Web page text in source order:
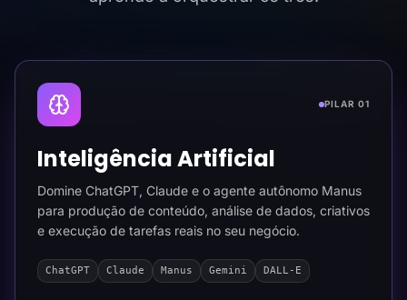
PILAR 01
Inteligência Artificial
Domine ChatGPT, Claude e o agente autônomo Manus
para produção de conteúdo, análise de dados, criativos
e execução de tarefas reais no seu negócio.
ChatGPT Claude Manus Gemini DALL-E